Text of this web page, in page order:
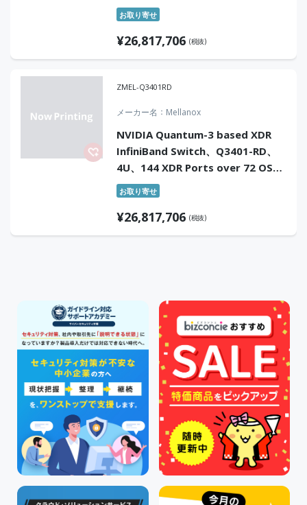
(Power Cords Not Included)、
STD Depth、Managed、C2P
Airflow、Rail Kit
お取り寄せ
¥26,817,706 (税抜)
ZMEL-Q3401RD
メーカー名 Mellanox
NVIDIA Quantum-3 based XDR
InfiniBand Switch、Q3401-RD、
4U、144 XDR Ports over 72 OSFP
Cages、48VDC Busbar、
Standard Depth、Managed、
C2P、Rail Kit
お取り寄せ
¥26,817,706 (税抜)